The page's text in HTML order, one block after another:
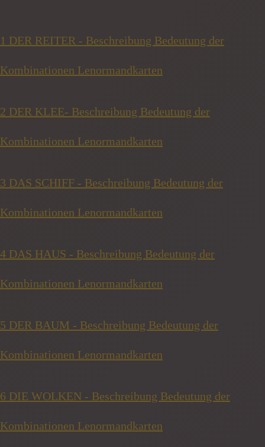
1 DER REITER - Beschreibung Bedeutung der
Kombinationen Lenormandkarten
2 DER KLEE- Beschreibung Bedeutung der
Kombinationen Lenormandkarten
3 DAS SCHIFF - Beschreibung Bedeutung der
Kombinationen Lenormandkarten
4 DAS HAUS - Beschreibung Bedeutung der
Kombinationen Lenormandkarten
5 DER BAUM - Beschreibung Bedeutung der
Kombinationen Lenormandkarten
6 DIE WOLKEN - Beschreibung Bedeutung der
Kombinationen Lenormandkarten